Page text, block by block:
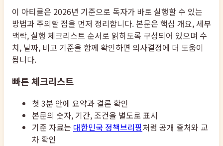
이 아티클은 2026년 기준으로 독자가 바로 실행할 수 있는
방법과 주의할 점을 먼저 정리합니다. 본문은 핵심 개요, 세부
맥락, 실행 체크리스트 순서로 읽히도록 구성되어 있으며 수
치, 날짜, 비교 기준을 함께 확인하면 의사결정에 더 도움이
됩니다.
빠른 체크리스트
첫 3분 안에 요약과 결론 확인
본문의 숫자, 기간, 조건을 별도로 표시
기준 자료는 대한민국 정책브리핑처럼 공개 출처와 교
차 확인